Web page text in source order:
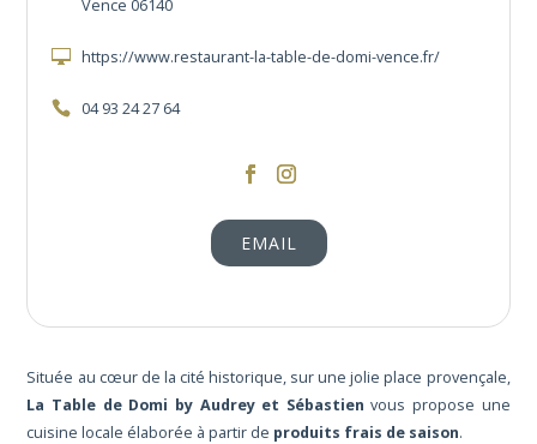
Vence 06140
https://www.restaurant-la-table-de-domi-vence.fr/
04 93 24 27 64
https://www.facebook.com/
https://www.instagram.com/
EMAIL
Située au cœur de la cité historique, sur une jolie place provençale,
La Table de Domi by Audrey et Sébastien vous propose une
cuisine locale élaborée à partir de produits frais de saison.